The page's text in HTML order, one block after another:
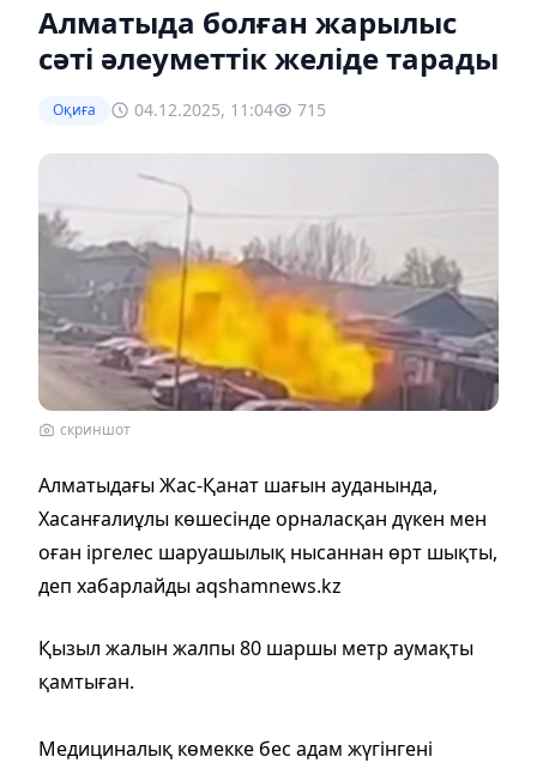
Алматыда болған жарылыс
сәті әлеуметтік желіде тарады
Оқиға 04.12.2025, 11:04 715
скриншот
Алматыдағы Жас-Қанат шағын ауданында,
Хасанғалиұлы көшесінде орналасқан дүкен мен
оған іргелес шаруашылық нысаннан өрт шықты,
деп хабарлайды aqshamnews.kz
Қызыл жалын жалпы 80 шаршы метр аумақты
қамтыған.
Медициналық көмекке бес адам жүгінгені